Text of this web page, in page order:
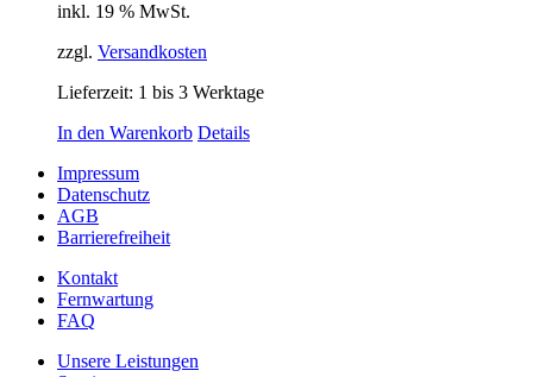
inkl. 19 % MwSt.
zzgl. Versandkosten
Lieferzeit: 1 bis 3 Werktage
In den Warenkorb Details
Impressum
Datenschutz
AGB
Barrierefreiheit
Kontakt
Fernwartung
FAQ
Unsere Leistungen